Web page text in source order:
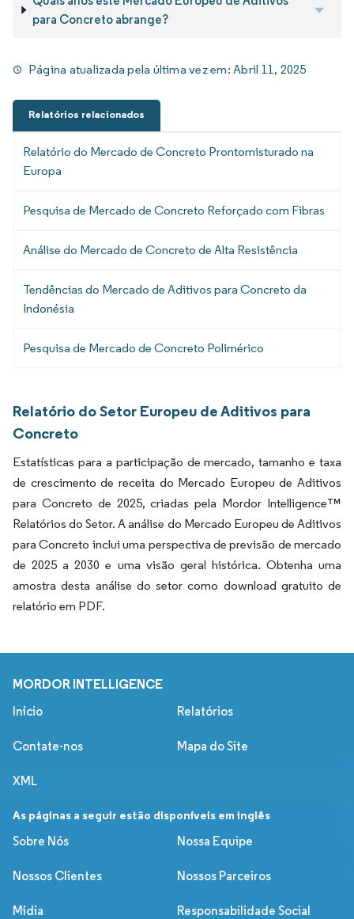
para Concreto abrange?
Página atualizada pela última vez em:Abril 11, 2025
Relatórios relacionados
Relatório do Mercado de Concreto Prontomisturado na
Europa
Pesquisa de Mercado de Concreto Reforçado com Fibras
Análise do Mercado de Concreto de Alta Resistência
Tendências do Mercado de Aditivos para Concreto da
Indonésia
Pesquisa de Mercado de Concreto Polimérico
Relatório do Setor Europeu de Aditivos para
Concreto
Estatísticas para a participação de mercado, tamanho e taxa
de crescimento de receita do Mercado Europeu de Aditivos
para Concreto de 2025, criadas pela Mordor Intelligence™
Relatórios do Setor. A análise do Mercado Europeu de Aditivos
para Concreto inclui uma perspectiva de previsão de mercado
de 2025 a 2030 e uma visão geral histórica. Obtenha uma
amostra desta análise do setor como download gratuito de
relatório em PDF.
MORDOR INTELLIGENCE
Início Relatórios
Contate-nos Mapa do Site
XML
As páginas a seguir estão disponíveis em inglês
Sobre Nós
Nossa Equipe
Nossos Clientes Nossos Parceiros
Mídia Responsabilidade Social